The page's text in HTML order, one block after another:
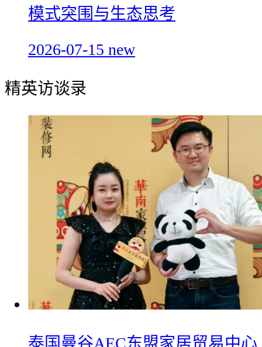
模式突围与生态思考
2026-07-15 new
精英访谈录
​泰国曼谷AEC东盟家居贸易中心